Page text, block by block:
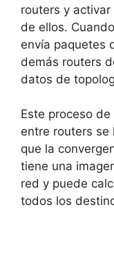
routers y activar
de ellos.
envía paquetes
demás routers
datos de
Este proceso
entre routers se
que la
tiene una
red y puede
todos los